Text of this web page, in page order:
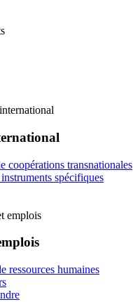
coopérations transnationales
spécifiques
emplois
ressources humaines